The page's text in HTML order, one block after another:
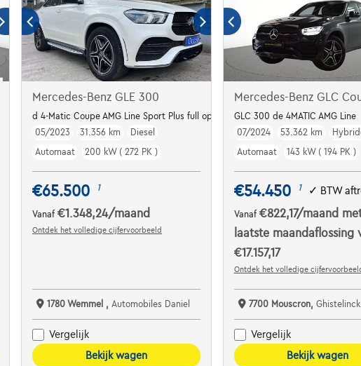
Mercedes-Benz GLE 300
d 4-Matic Coupe AMG Line Sport Plus full option
05/2023
31.356 km
Diesel
Automaat
200 kW ( 272 PK )
€65.500 1
Vanaf€1.348,24/maand
Ontdek het volledige cijfervoorbeeld
1780 Wemmel , Automobiles Daniel
Vergelijk
Bekijk wagen
Mercedes-Benz GLC
GLC 300 de 4MATIC AMG Line
07/2024
53.362 km
Automaat
143 kW ( 194 PK )
€54.450 1 ✓ BTW
Vanaf €822,17/maand
laatste maandaflossing
€17.157,17
Ontdek het volledige
7700 Mouscron,
Vergelijk
Bekijk wagen